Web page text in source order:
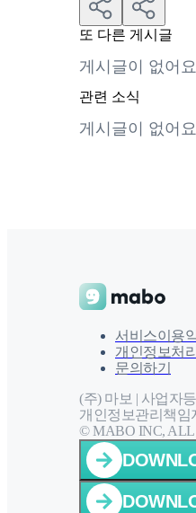
또 다른 게시글
게시글이 없어
관련 소식
게시글이 없어
서비스이용
개인정보처
문의하기
(주) 마보 | 사업자
개인정보관리책임
© MABO INC, ALL